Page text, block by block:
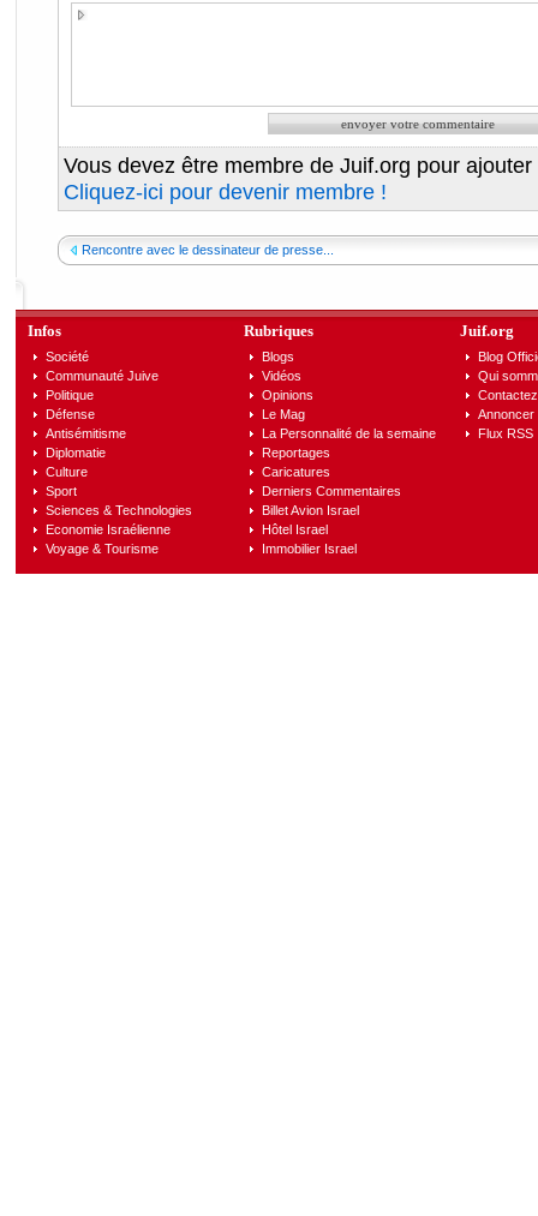
Vous devez être membre de Juif.org pour
Cliquez-ici pour devenir membre !
Rencontre avec le dessinateur de presse...
Infos
Société
Communauté Juive
Politique
Défense
Antisémitisme
Diplomatie
Culture
Sport
Sciences & Technologies
Economie Israélienne
Voyage & Tourisme
Rubriques
Blogs
Vidéos
Opinions
Le Mag
La Personnalité de la semaine
Reportages
Caricatures
Derniers Commentaires
Billet Avion Israel
Hôtel Israel
Immobilier Israel
Juif.org
Blog
Qui
Annoncer
Flux RSS